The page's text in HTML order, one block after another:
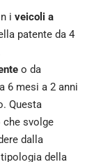
i veicoli a
patente da 4
o da
6 mesi a 2 anni
Questa
svolge
dalla
della